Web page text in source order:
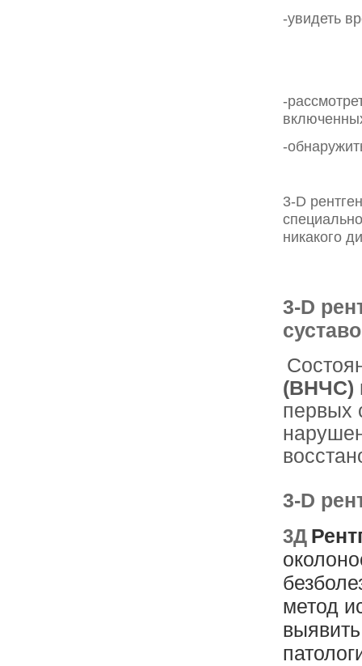
-увидеть
-
-
3-D
никакого
3-D
(ВНЧС)
первых
3-D
3Д
метод